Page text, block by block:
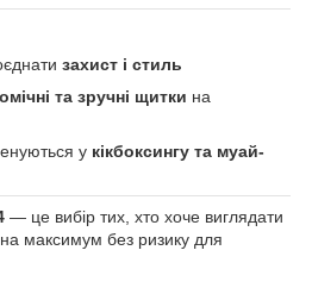
захист і стиль
та зручні щитки на
у кікбоксингу та муай-
— це вибір тих, хто хоче виглядати
максимум без ризику для